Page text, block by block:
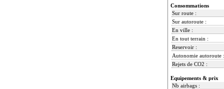
Consommations
Sur route :
Sur autoroute :
En ville :
En tout terrain :
Reservoir :
Autonomie autoroute :
Rejets de CO2 :
Equipements & prix
Nb airbags :